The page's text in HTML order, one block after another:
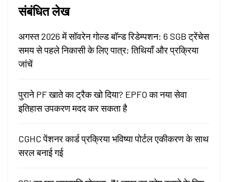
संबंधित लेख
अगस्त 2026 में सॉवरेन गोल्ड बॉन्ड रिडेम्पशन: 6 SGB ट्रेंचेस
समय से पहले निकासी के लिए पात्र; तिथियाँ और प्रक्रिया
जांचें
पुराने PF खाते का ट्रैक खो दिया? EPFO का नया सेवा
इतिहास उपकरण मदद कर सकता है
CGHC पेंशनर कार्ड प्रक्रिया भविष्या पोर्टल एकीकरण के साथ
सरल बनाई गई